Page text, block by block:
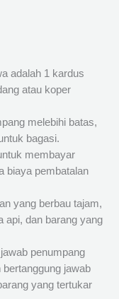
adalah 1 kardus
atau koper
melebihi batas,
bagasi.
membayar
biaya pembatalan
yang berbau tajam,
api, dan barang yang
penumpang
jawab
yang tertukar